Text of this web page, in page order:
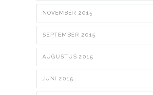
NOVEMBER 2015
SEPTEMBER 2015
AUGUSTUS 2015
JUNI 2015